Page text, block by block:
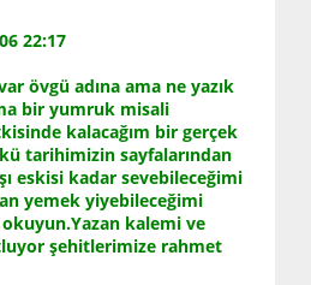
22:17
övgü adına ama ne yazık
bir yumruk misali
kalacağım bir gerçek
tarihimizin sayfalarından
eskisi kadar sevebileceğimi
yemek yiyebileceğimi
kalemi ve
şehitlerimize rahmet